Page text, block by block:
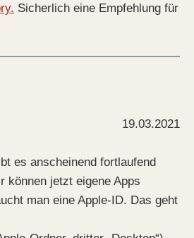
Sicherlich eine Empfehlung für
19.03.2021
es anscheinend fortlaufend
können jetzt eigene Apps
man eine Apple-ID. Das geht